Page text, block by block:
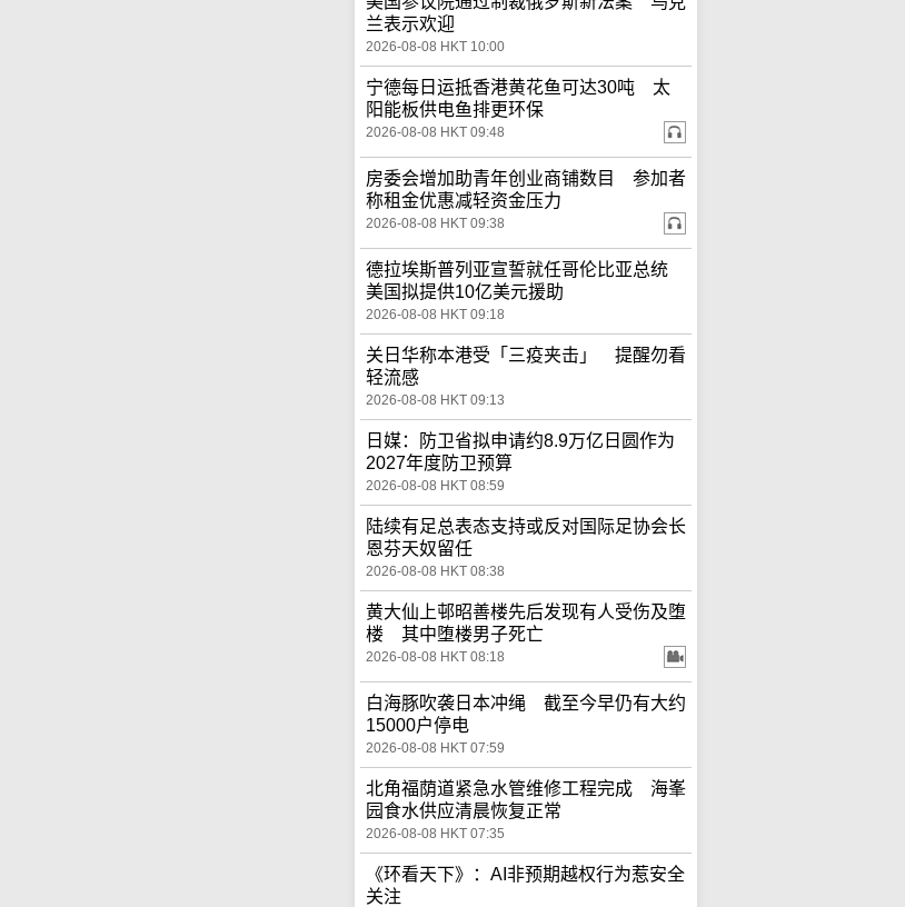
兰表示欢迎
2026-08-08 HKT 10:00
宁德每日运抵香港黄花鱼可达30吨 太
阳能板供电鱼排更环保
2026-08-08 HKT 09:48
房委会增加助青年创业商铺数目 参加者
称租金优惠减轻资金压力
2026-08-08 HKT 09:38
德拉埃斯普列亚宣誓就任哥伦比亚总统
美国拟提供10亿美元援助
2026-08-08 HKT 09:18
关日华称本港受「三疫夹击」 提醒勿看
轻流感
2026-08-08 HKT 09:13
日媒：防卫省拟申请约8.9万亿日圆作为
2027年度防卫预算
2026-08-08 HKT 08:59
陆续有足总表态支持或反对国际足协会长
恩芬天奴留任
2026-08-08 HKT 08:38
黄大仙上邨昭善楼先后发现有人受伤及堕
楼 其中堕楼男子死亡
2026-08-08 HKT 08:18
白海豚吹袭日本冲绳 截至今早仍有大约
15000户停电
2026-08-08 HKT 07:59
北角福荫道紧急水管维修工程完成 海峯
园食水供应清晨恢复正常
2026-08-08 HKT 07:35
《环看天下》：AI非预期越权行为惹安全
关注